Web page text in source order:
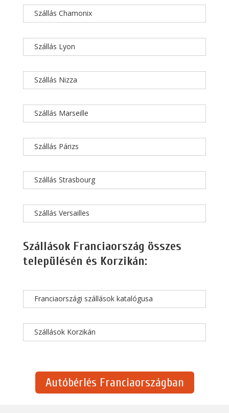
Szállás Chamonix
Szállás Lyon
Szállás Nizza
Szállás Marseille
Szállás Párizs
Szállás Strasbourg
Szállás Versailles
Szállások Franciaország összes
településén és Korzikán:
Franciaországi szállások katalógusa
Szállások Korzikán
Autóbérlés Franciaországban